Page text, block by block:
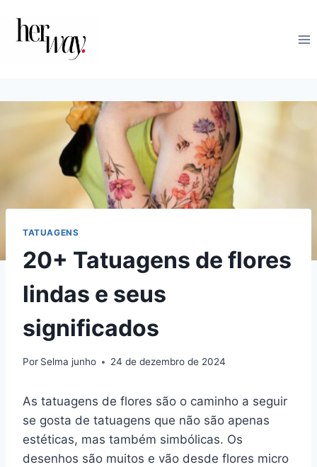
TATUAGENS
20+ Tatuagens de flores
lindas e seus
significados
Por Selma junho 24 de dezembro de 2024
As tatuagens de flores são o caminho a seguir
se gosta de tatuagens que não são apenas
estéticas, mas também simbólicas. Os
desenhos são muitos e vão desde flores micro